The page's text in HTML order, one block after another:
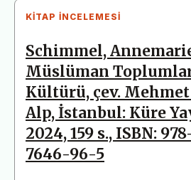
KITAP İNCELEMESI
Schimmel,
Müslüman
Kültürü, çev.
Alp, İstanbul: Küre
2024, 159 s., ISBN:
7646-96-5